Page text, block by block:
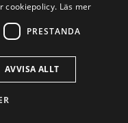
aktuella
i Vika är
flera olika
cookiepolicy. Läs mer
PRESTANDA
AVVISA ALLT